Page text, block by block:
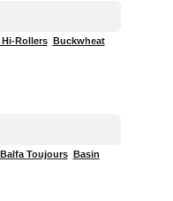
Rollers Buckwheat
Balfa Toujours Basin